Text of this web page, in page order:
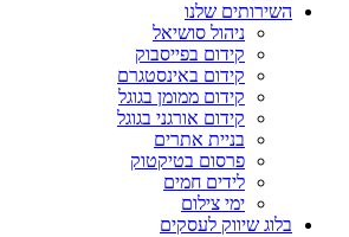
השירותים שלנו
ניהול סושיאל
קידום בפייסבוק
קידום באינסטגרם
קידום ממומן בגוגל
קידום אורגני בגוגל
בניית אתרים
פרסום בטיקטוק
לידים חמים
ימי צילום
בלוג שיווק לעסקים